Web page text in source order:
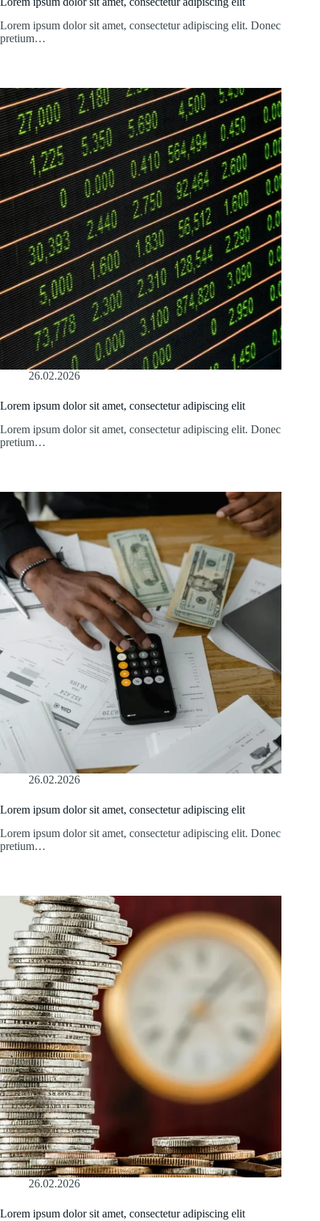
Lorem ipsum dolor sit amet, consectetur adipiscing elit. Donec
pretium…
26.02.2026
Lorem ipsum dolor sit amet, consectetur adipiscing elit
Lorem ipsum dolor sit amet, consectetur adipiscing elit. Donec
pretium…
26.02.2026
Lorem ipsum dolor sit amet, consectetur adipiscing elit
Lorem ipsum dolor sit amet, consectetur adipiscing elit. Donec
pretium…
26.02.2026
Lorem ipsum dolor sit amet, consectetur adipiscing elit